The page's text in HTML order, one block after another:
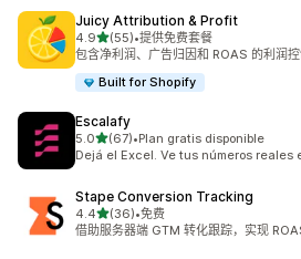
Juicy Attribution & Profit
4.9星（满分 5 星）
(55)
总共 55 条评论
•提供免费套餐
包含净利润、广告归因和 ROAS 的利润
Built for Shopify
Escalafy
5.0星（满分 5 星）
(67)
总共 67 条评论
•Plan gratis disponible
Dejá el Excel. Ve tus números reales
Stape Conversion Tracking
4.4星（满分 5 星）
(36)
总共 36 条评论
•免费
借助服务器端 GTM 转化跟踪，实现